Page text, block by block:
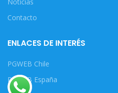
Contacto
ENLACES DE INTERÉS
PGWEB Chile
PGWEB España